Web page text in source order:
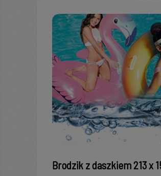
Brodzik z daszkiem 213 x